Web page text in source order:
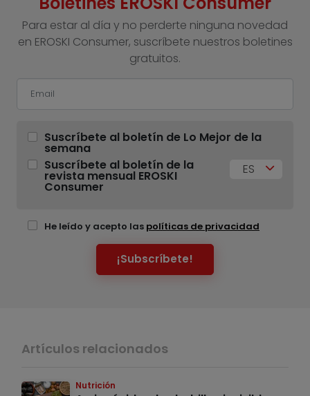
Para estar al día y no perderte ninguna novedad
en EROSKI Consumer, suscríbete nuestros boletines
gratuitos.
Suscríbete al boletín de Lo Mejor de la
semana
Suscríbete al boletín de la
revista mensual EROSKI
Consumer
ES
He leído y acepto las políticas de privacidad
¡Subscríbete!
Artículos relacionados
Nutrición